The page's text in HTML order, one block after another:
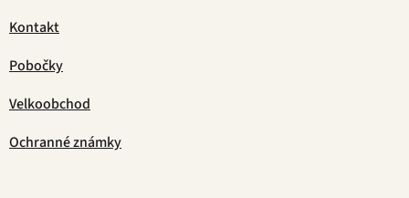
Kontakt
Pobočky
Velkoobchod
Ochranné známky